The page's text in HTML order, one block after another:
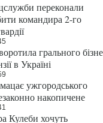
переконали
командира 2-го
грального
в Україні
ужгородського
накопичене
Кулеби хочуть